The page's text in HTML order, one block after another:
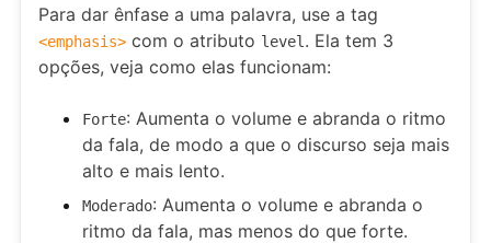
Para dar ênfase a uma palavra, use a tag
<emphasis> com o atributo level . Ela tem 3
opções, veja como elas funcionam:
Forte: Aumenta o volume e abranda o ritmo
da fala, de modo a que o discurso seja mais
alto e mais lento.
Moderado: Aumenta o volume e abranda o
ritmo da fala, mas menos do que forte.